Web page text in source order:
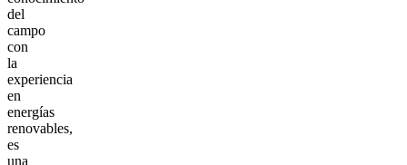
del
campo
con
la
experiencia
en
energías
renovables,
es
una